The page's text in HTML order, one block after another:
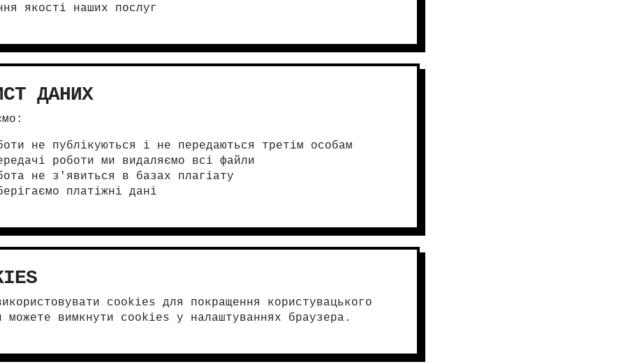
якості наших послуг
ДАНИХ
не публікуються і не передаються третім особам
роботи ми видаляємо всі файли
не з'явиться в базах плагіату
платіжні дані
cookies для покращення користувацького
можете вимкнути cookies у налаштуваннях браузера.